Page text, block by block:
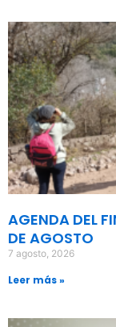
AGENDA DEL
DE AGOSTO
7 agosto, 2026
Leer más »